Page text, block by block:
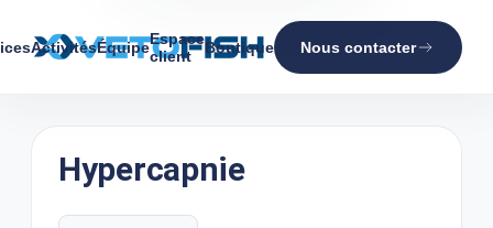
ActivitésÉquipeEspace
client
Boutique Nous contacter
Hypercapnie